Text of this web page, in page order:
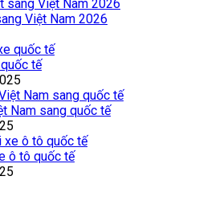
Việt Nam 2026
tế
Nam sang quốc tế
ô tô quốc tế